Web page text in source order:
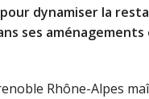
dynamiser la
ses
Rhône-Alpes